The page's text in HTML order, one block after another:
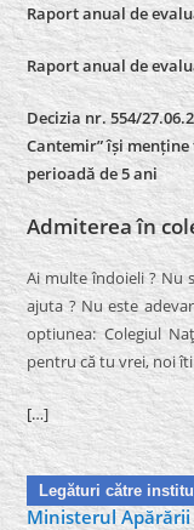
Raport anual de
Raport anual de
Decizia nr. 554/
Cantemir” își
perioadă de 5 ani
Admiterea în
Ai multe îndoieli ? Nu
ajuta ? Nu este
optiunea: Colegiul
pentru că tu vrei, noi
[…]
Legături către
Ministerul